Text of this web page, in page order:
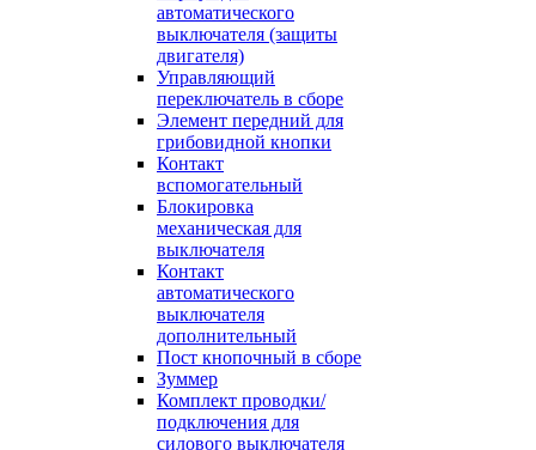
автоматического
выключателя (защиты
двигателя)
Управляющий
переключатель в сборе
Элемент передний для
грибовидной кнопки
Контакт
вспомогательный
Блокировка
механическая для
выключателя
Контакт
автоматического
выключателя
дополнительный
Пост кнопочный в сборе
Зуммер
Комплект проводки/
подключения для
силового выключателя